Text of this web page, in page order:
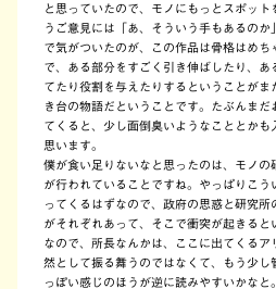
と思っていたので、モノにもっとスポッ
うご意見には「あ、そういう手もあるのか
で気がついたのが、この作品は骨格はめち
で、ある部分をすごく引き伸ばしたり、あ
てたり役割を与えたりするということがま
き台の物語だということです。たぶんまだ
てくると、少し面倒臭いようなこととかも
思います。
僕が食い足りないなと思ったのは、モノの
が行われていることですね。やっぱりこう
ってくるはずなので、政府の思惑と研究
がそれぞれあって、そこで衝突が起きると
なので、所長なんかは、ここに出てくる
然として振る舞うのではなくて、もう少
っぽい感じのほうが逆に読みやすいかなと